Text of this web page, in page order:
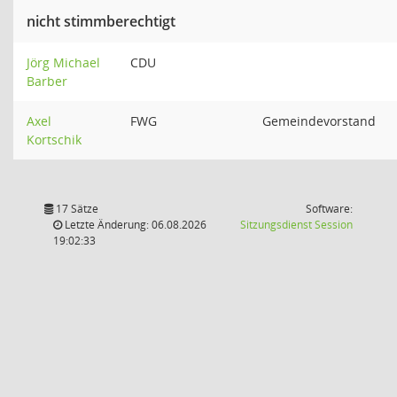
nicht stimmberechtigt
Jörg Michael
Barber
CDU
Axel
Kortschik
FWG Gemeindevorstand
17 Sätze
Letzte Änderung: 06.08.2026
19:02:33
Software:
SitzungsdienstSession(Wird in